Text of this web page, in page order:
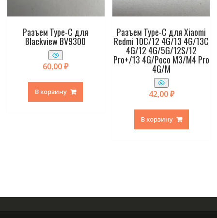
Разъем Type-C для
Blackview BV9300
60,00₽
В корзину
Разъем Type-C для Xiaomi
Redmi 10C/12 4G/13 4G/13C
4G/12 4G/5G/12S/12
Pro+/13 4G/Poco M3/M4 Pro
4G/M
42,00₽
В корзину